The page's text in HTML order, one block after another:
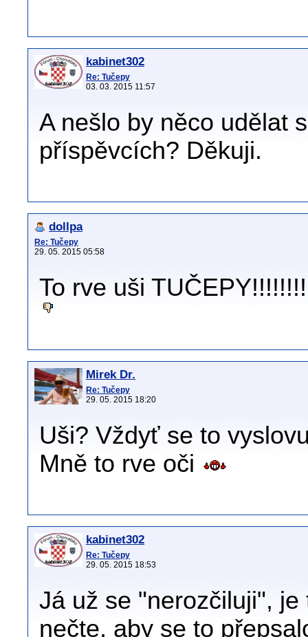
kabinet302
Re: Tučepy
03. 03. 2015 11:57
A nešlo by něco udělat
příspěvcích? Děkuji.
dollpa
Re: Tučepy
29. 05. 2015 05:58
To rve uši
Mirek Dr.
Re: Tučepy
29. 05. 2015 18:20
Uši? Vždyť se to
Mně to rve oči
kabinet302
Re: Tučepy
29. 05. 2015 18:53
Já už se "nerozčiluji",
nečte, aby se to